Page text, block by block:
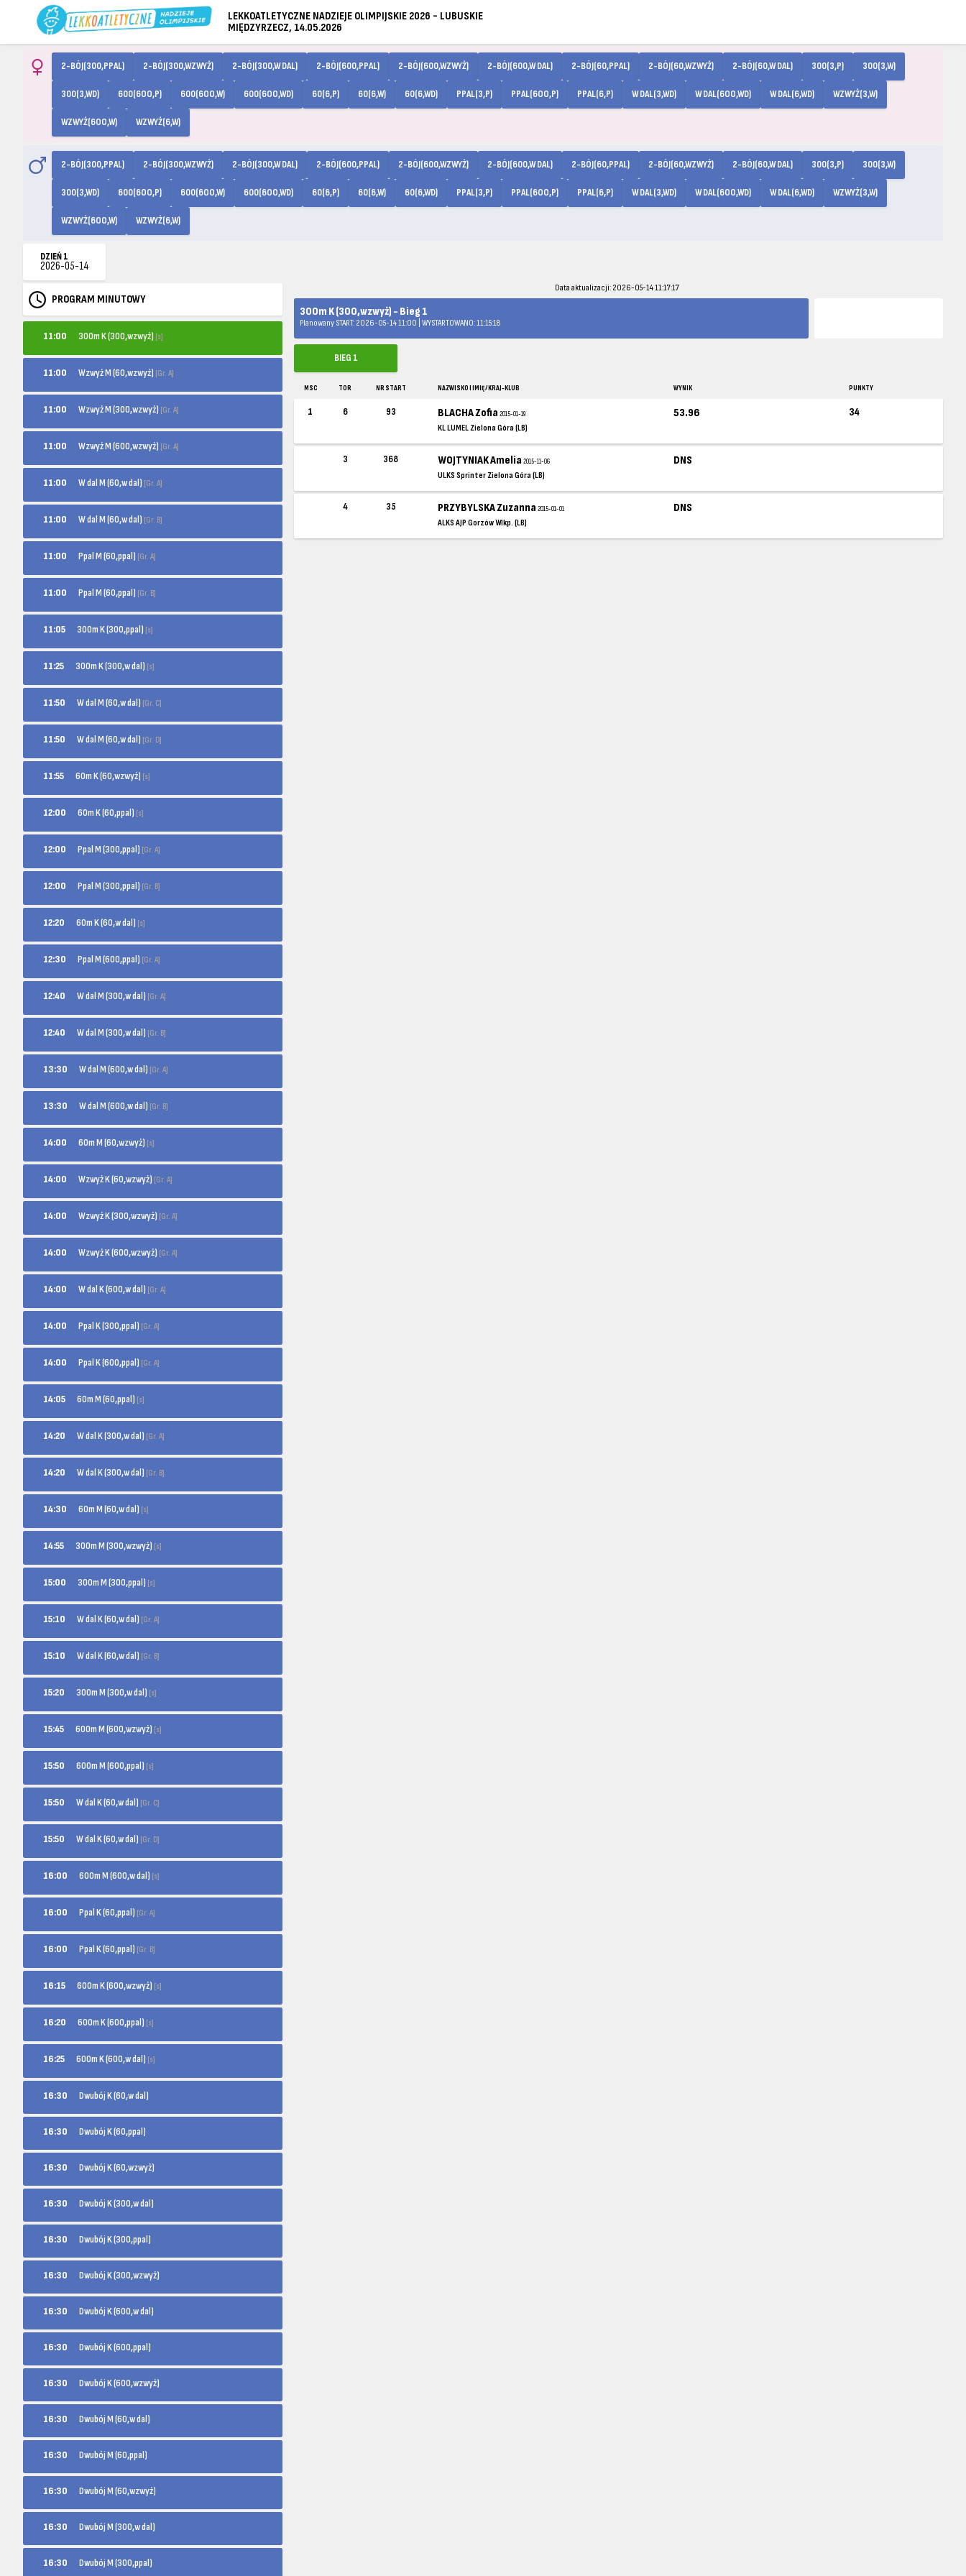
LEKKOATLETYCZNE NADZIEJE OLIMPIJSKIE 2026 - LUBUSKIE
MIĘDZYRZECZ, 14.05.2026
2-BÓJ(300,PPAL) 2-BÓJ(300,WZWYŻ) 2-BÓJ(300,W DAL) 2-BÓJ(600,PPAL) 2-BÓJ(600,WZWYŻ) 2-BÓJ(600,W DAL) 2-BÓJ(60,PPAL) 2-BÓJ(60,WZWYŻ) 2-BÓJ(60,W DAL) 300(3,P) 300(3,W)
300(3,WD) 600(6OO,P) 600(6OO,W) 600(6OO,WD) 60(6,P) 60(6,W) 60(6,WD) PPAL(3,P) PPAL(6OO,P) PPAL(6,P) W DAL(3,WD) W DAL(6OO,WD) W DAL(6,WD) WZWYŻ(3,W)
WZWYŻ(6OO,W) WZWYŻ(6,W)
2-BÓJ(300,PPAL) 2-BÓJ(300,WZWYŻ) 2-BÓJ(300,W DAL) 2-BÓJ(600,PPAL) 2-BÓJ(600,WZWYŻ) 2-BÓJ(600,W DAL) 2-BÓJ(60,PPAL) 2-BÓJ(60,WZWYŻ) 2-BÓJ(60,W DAL) 300(3,P) 300(3,W)
300(3,WD) 600(6OO,P) 600(6OO,W) 600(6OO,WD) 60(6,P) 60(6,W) 60(6,WD) PPAL(3,P) PPAL(6OO,P) PPAL(6,P) W DAL(3,WD) W DAL(6OO,WD) W DAL(6,WD) WZWYŻ(3,W)
WZWYŻ(6OO,W) WZWYŻ(6,W)
DZIEŃ 1
2026-05-14
PROGRAM MINUTOWY
11:00 300m K (300,wzwyż) [s]
11:00 Wzwyż M (60,wzwyż) [Gr. A]
11:00 Wzwyż M (300,wzwyż) [Gr. A]
11:00 Wzwyż M (600,wzwyż) [Gr. A]
11:00 W dal M (60,w dal) [Gr. A]
11:00 W dal M (60,w dal) [Gr. B]
11:00 Ppal M (60,ppal) [Gr. A]
11:00 Ppal M (60,ppal) [Gr. B]
11:05 300m K (300,ppal) [s]
11:25 300m K (300,w dal) [s]
11:50 W dal M (60,w dal) [Gr. C]
11:50 W dal M (60,w dal) [Gr. D]
11:55 60m K (60,wzwyż) [s]
12:00 60m K (60,ppal) [s]
12:00 Ppal M (300,ppal) [Gr. A]
12:00 Ppal M (300,ppal) [Gr. B]
12:20 60m K (60,w dal) [s]
12:30 Ppal M (600,ppal) [Gr. A]
12:40 W dal M (300,w dal) [Gr. A]
12:40 W dal M (300,w dal) [Gr. B]
13:30 W dal M (600,w dal) [Gr. A]
13:30 W dal M (600,w dal) [Gr. B]
14:00 60m M (60,wzwyż) [s]
14:00 Wzwyż K (60,wzwyż) [Gr. A]
14:00 Wzwyż K (300,wzwyż) [Gr. A]
14:00 Wzwyż K (600,wzwyż) [Gr. A]
14:00 W dal K (600,w dal) [Gr. A]
14:00 Ppal K (300,ppal) [Gr. A]
14:00 Ppal K (600,ppal) [Gr. A]
14:05 60m M (60,ppal) [s]
14:20 W dal K (300,w dal) [Gr. A]
14:20 W dal K (300,w dal) [Gr. B]
14:30 60m M (60,w dal) [s]
14:55 300m M (300,wzwyż) [s]
15:00 300m M (300,ppal) [s]
15:10 W dal K (60,w dal) [Gr. A]
15:10 W dal K (60,w dal) [Gr. B]
15:20 300m M (300,w dal) [s]
15:45 600m M (600,wzwyż) [s]
15:50 600m M (600,ppal) [s]
15:50 W dal K (60,w dal) [Gr. C]
15:50 W dal K (60,w dal) [Gr. D]
16:00 600m M (600,w dal) [s]
16:00 Ppal K (60,ppal) [Gr. A]
16:00 Ppal K (60,ppal) [Gr. B]
16:15 600m K (600,wzwyż) [s]
16:20 600m K (600,ppal) [s]
16:25 600m K (600,w dal) [s]
16:30 Dwubój K (60,w dal)
16:30 Dwubój K (60,ppal)
16:30 Dwubój K (60,wzwyż)
16:30 Dwubój K (300,w dal)
16:30 Dwubój K (300,ppal)
16:30 Dwubój K (300,wzwyż)
16:30 Dwubój K (600,w dal)
16:30 Dwubój K (600,ppal)
16:30 Dwubój K (600,wzwyż)
16:30 Dwubój M (60,w dal)
16:30 Dwubój M (60,ppal)
16:30 Dwubój M (60,wzwyż)
16:30 Dwubój M (300,w dal)
16:30 Dwubój M (300,ppal)
Data aktualizacji: 2026-05-14 11:17:17
300m K (300,wzwyż) - Bieg 1
Planowany START: 2026-05-14 11:00 | WYSTARTOWANO: 11:15:18
BIEG 1
MSC TOR NR START NAZWISKO I IMIĘ / KRAJ-KLUB WYNIK PUNKTY
1 6 93 BLACHA Zofia2015-01-19
KL LUMEL Zielona Góra (LB)
53.96 34
3 368 WOJTYNIAK Amelia2015-11-06
ULKS Sprinter Zielona Góra (LB)
DNS
4 35 PRZYBYLSKA Zuzanna2015-01-01
ALKS AJP Gorzów Wlkp. (LB)
DNS